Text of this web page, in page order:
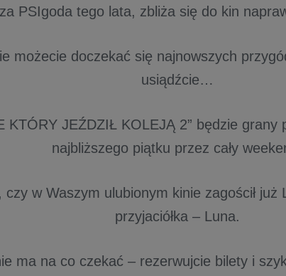
PSIgoda tego lata, zbliża się do kin
możecie doczekać się najnowszych
usiądźcie…
KTÓRY JEŹDZIŁ KOLEJĄ 2” będzie grany
najbliższego piątku przez cały
czy w Waszym ulubionym kinie zagościł już
przyjaciółka – Luna.
ma na co czekać – rezerwujcie bilety i